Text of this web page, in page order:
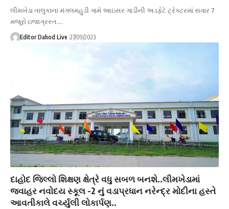
લીમખેડા તાલુકાના મંગલમહુડી ગામે આઇસર ગાડીની અડફેટે ટ્રેક્ટરમાં સવાર 7
મજૂરો ઇજાગ્રસ્ત.…
Editor Dahod Live 27/09/2023
દાહોદ જિલ્લો શિક્ષણ ક્ષેત્રે વધુ સબળ બનશે..લીમખેડામાં
જવાહર નવોદય સ્કૂલ -2 નું વડાપ્રધાન નરેન્દ્ર મોદીના હસ્તે
આવતીકાલે વર્ચ્યુલી લોકાર્પણ..